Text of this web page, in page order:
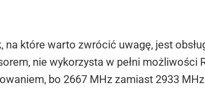
na które warto zwrócić uwagę, jest
nie wykorzysta w pełni możliwości
bo 2667 MHz zamiast 2933